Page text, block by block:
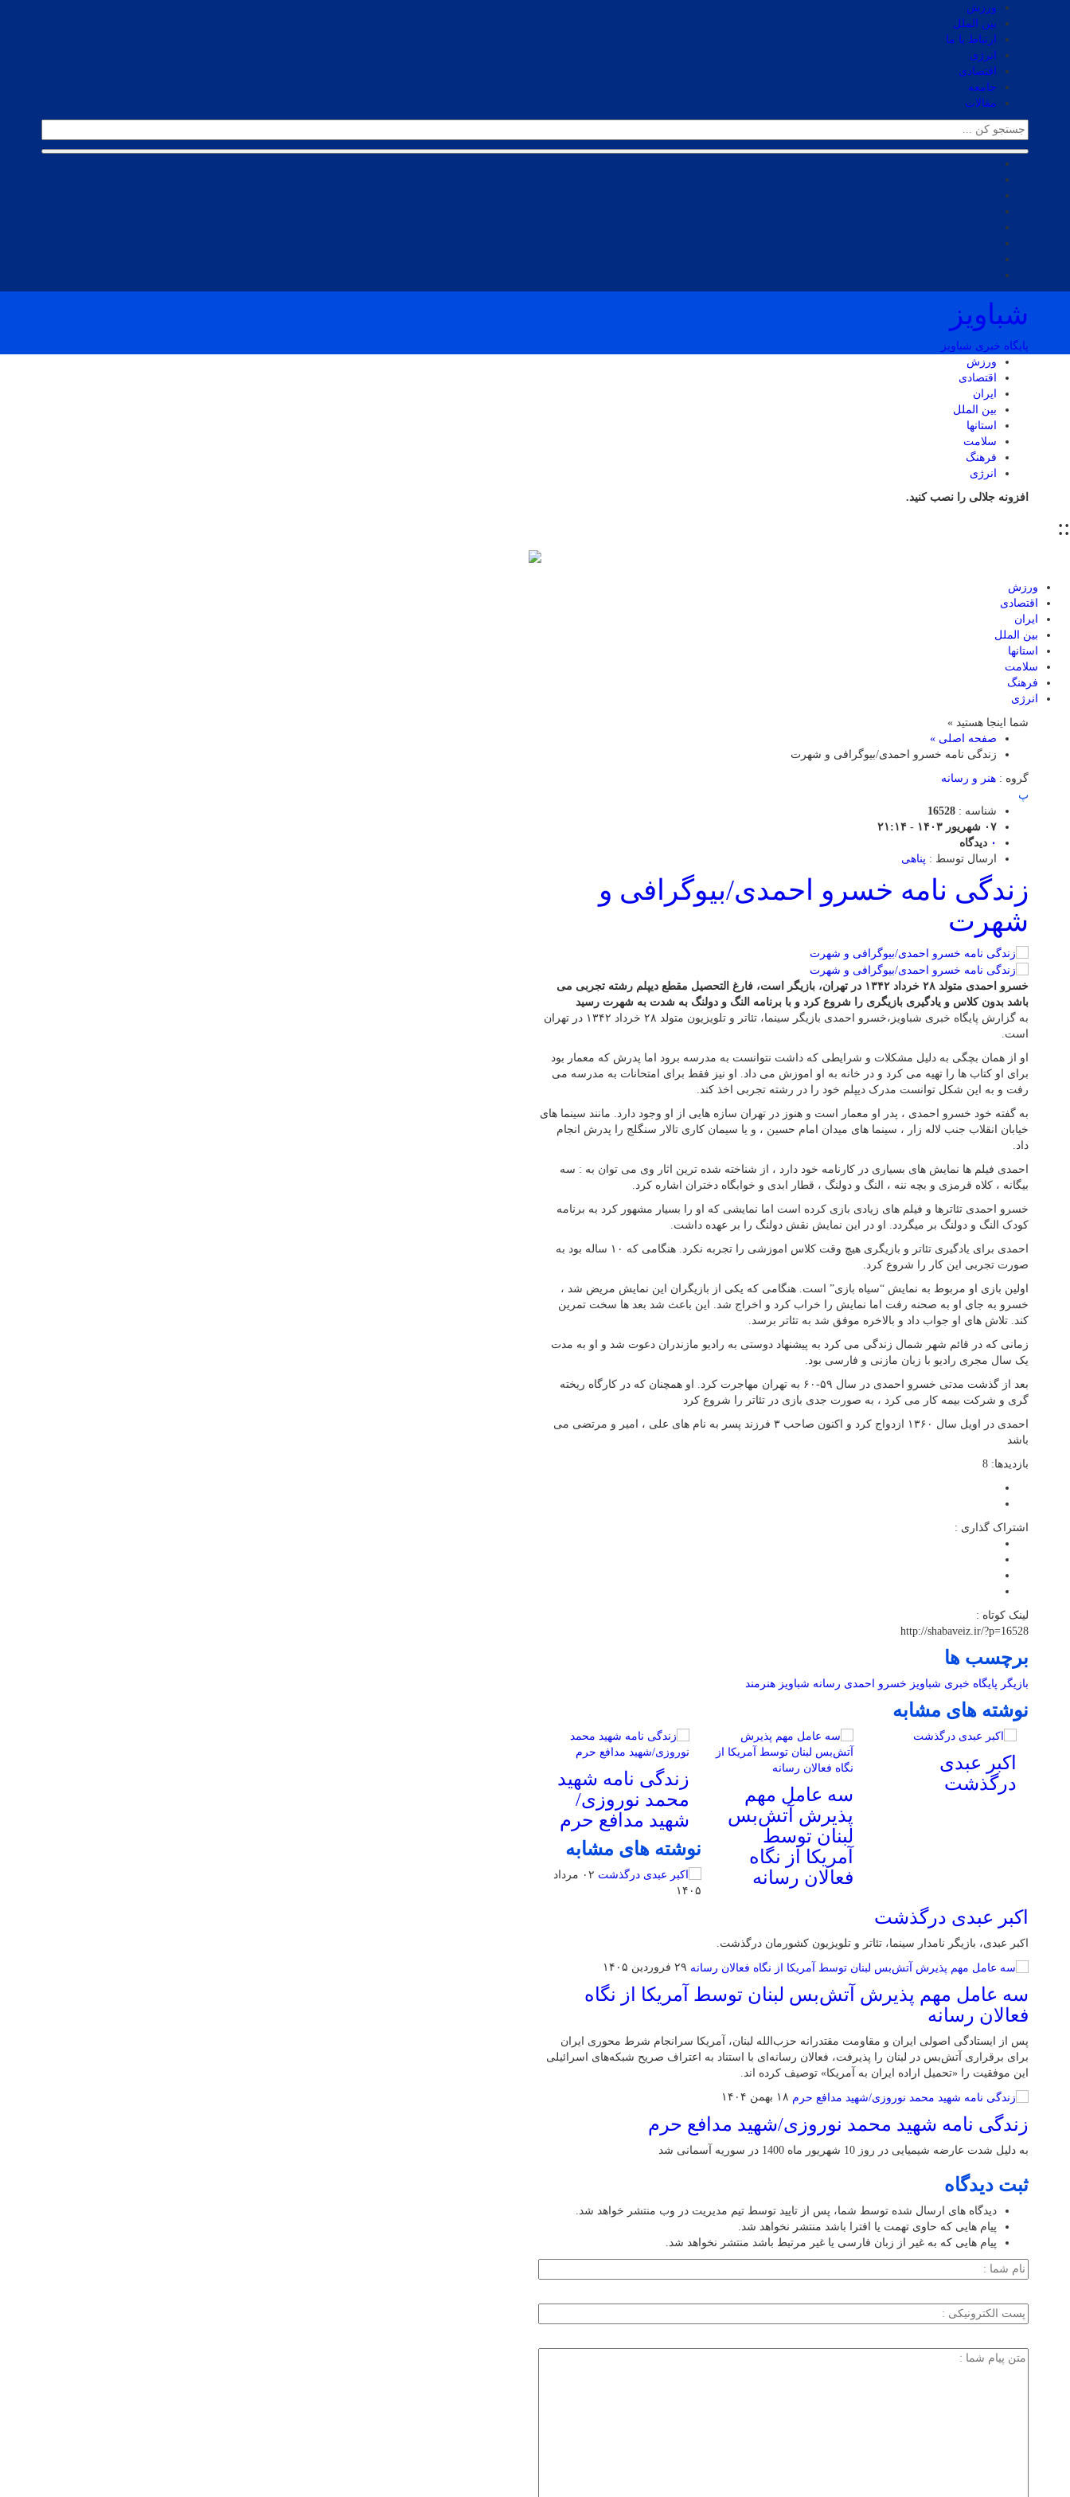
ورزش
بین الملل
ارتباط با ما
انرژی
اقتصادی
جامعه
مقالات
شباویز
پایگاه خبری شباویز
ورزش
اقتصادی
ایران
بین الملل
استانها
سلامت
فرهنگ
انرژی
افزونه جلالی را نصب کنید.
::
ورزش
اقتصادی
ایران
بین الملل
استانها
سلامت
فرهنگ
انرژی
شما اینجا هستید »
صفحه اصلی »
زندگی نامه خسرو احمدی/بیوگرافی و شهرت
گروه : هنر و رسانه
پ
شناسه : 16528
۰۷ شهریور ۱۴۰۳ - ۲۱:۱۴
۰ دیدگاه
ارسال توسط : پناهی
زندگی نامه خسرو احمدی/بیوگرافی و
شهرت
خسرو احمدی متولد ۲۸ خرداد ۱۳۴۲ در تهران، بازیگر است، فارغ التحصیل مقطع دیپلم رشته تجربی می
باشد بدون کلاس و یادگیری بازیگری را شروع کرد و با برنامه النگ و دولنگ به شدت به شهرت رسید
به گزارش پایگاه خبری شباویز،خسرو احمدی بازیگر سینما، تئاتر و تلویزیون متولد ۲۸ خرداد ۱۳۴۲ در تهران
است.
او از همان بچگی به دلیل مشکلات و شرایطی که داشت نتوانست به مدرسه برود اما پدرش که معمار بود
برای او کتاب ها را تهیه می کرد و در خانه به او اموزش می داد. او نیز فقط برای امتحانات به مدرسه می
رفت و به این شکل توانست مدرک دیپلم خود را در رشته تجربی اخذ کند.
به گفته خود خسرو احمدی ، پدر او معمار است و هنوز در تهران سازه هایی از او وجود دارد. مانند سینما های
خیابان انقلاب جنب لاله زار ، سینما های میدان امام حسین ، و یا سیمان کاری تالار سنگلج را پدرش انجام
داد.
احمدی فیلم ها نمایش های بسیاری در کارنامه خود دارد ، از شناخته شده ترین اثار وی می توان به : سه
بیگانه ، کلاه قرمزی و بچه ننه ، النگ و دولنگ ، قطار ابدی و خوابگاه دختران اشاره کرد.
خسرو احمدی تئاترها و فیلم های زیادی بازی کرده است اما نمایشی که او را بسیار مشهور کرد به برنامه
کودک النگ و دولنگ بر میگردد. او در این نمایش نقش دولنگ را بر عهده داشت.
احمدی برای یادگیری تئاتر و بازیگری هیچ وقت کلاس اموزشی را تجربه نکرد. هنگامی که ۱۰ ساله بود به
صورت تجربی این کار را شروع کرد.
اولین بازی او مربوط به نمایش “سیاه بازی” است. هنگامی که یکی از بازیگران این نمایش مریض شد ،
خسرو به جای او به صحنه رفت اما نمایش را خراب کرد و اخراج شد. این باعث شد بعد ها سخت تمرین
کند. تلاش های او جواب داد و بالاخره موفق شد به تئاتر برسد.
زمانی که در قائم شهر شمال زندگی می کرد به پیشنهاد دوستی به رادیو مازندران دعوت شد و او به مدت
یک سال مجری رادیو با زبان مازنی و فارسی بود.
بعد از گذشت مدتی خسرو احمدی در سال ۵۹-۶۰ به تهران مهاجرت کرد. او همچنان که در کارگاه ریخته
گری و شرکت بیمه کار می کرد ، به صورت جدی بازی در تئاتر را شروع کرد
احمدی در اویل سال ۱۳۶۰ ازدواج کرد و اکنون صاحب ۳ فرزند پسر به نام های علی ، امیر و مرتضی می
باشد
بازدیدها: 8
اشتراک گذاری :
لینک کوتاه :
http://shabaveiz.ir/?p=16528
برچسب ها
بازیگر پایگاه خبری شباویز خسرو احمدی رسانه شباویز هنرمند
نوشته های مشابه
اکبر عبدی
درگذشت
سه عامل مهم
پذیرش آتش‌بس
لبنان توسط
آمریکا از نگاه
فعالان رسانه
زندگی نامه شهید
محمد نوروزی/
شهید مدافع حرم
نوشته های مشابه
۰۲ مرداد
۱۴۰۵
اکبر عبدی درگذشت
اکبر عبدی، بازیگر نامدار سینما، تئاتر و تلویزیون کشورمان درگذشت.
۲۹ فروردین ۱۴۰۵
سه عامل مهم پذیرش آتش‌بس لبنان توسط آمریکا از نگاه
فعالان رسانه
پس از ایستادگی اصولی ایران و مقاومت مقتدرانه حزب‌الله لبنان، آمریکا سرانجام شرط محوری ایران
برای برقراری آتش‌بس در لبنان را پذیرفت، فعالان رسانه‌ای با استناد به اعتراف صریح شبکه‌های اسرائیلی
این موفقیت را «تحمیل اراده ایران به آمریکا» توصیف کرده اند.
۱۸ بهمن ۱۴۰۴
زندگی نامه شهید محمد نوروزی/شهید مدافع حرم
به دلیل شدت عارضه شیمیایی در روز 10 شهریور ماه 1400 در سوریه آسمانی شد
ثبت دیدگاه
دیدگاه های ارسال شده توسط شما، پس از تایید توسط تیم مدیریت در وب منتشر خواهد شد.
پیام هایی که حاوی تهمت یا افترا باشد منتشر نخواهد شد.
پیام هایی که به غیر از زبان فارسی یا غیر مرتبط باشد منتشر نخواهد شد.